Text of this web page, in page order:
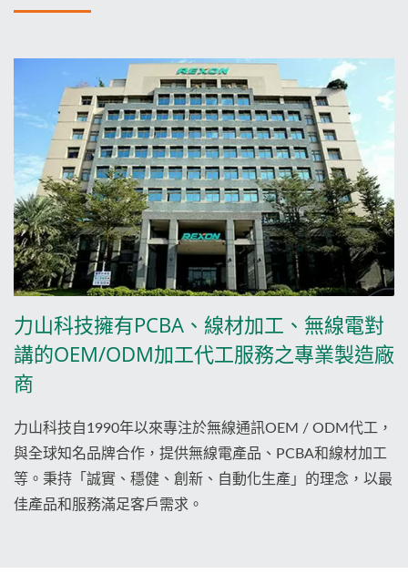
力山科技擁有PCBA、線材加工、無線電對
講的OEM/ODM加工代工服務之專業製造廠
商
力山科技自1990年以來專注於無線通訊OEM / ODM代工，
與全球知名品牌合作，提供無線電產品、PCBA和線材加工
等。秉持「誠實、穩健、創新、自動化生產」的理念，以最
佳產品和服務滿足客戶需求。